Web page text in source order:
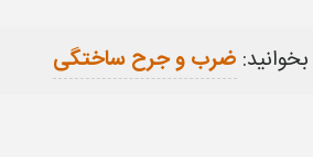
ضرب و جرح ساختگی